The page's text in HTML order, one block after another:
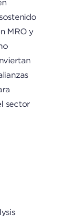
MRO y
sector